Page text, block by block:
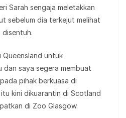
Sarah sengaja meletakkan
sebelum dia terkejut melihat
disentuh.
Queensland untuk
dan saya segera membuat
pihak berkuasa di
kini dikuarantin di Scotland
di Zoo Glasgow.